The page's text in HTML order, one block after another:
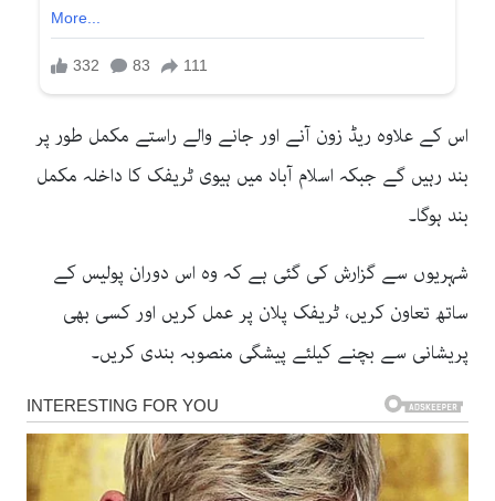
اس کے علاوہ ریڈ زون آنے اور جانے والے راستے مکمل طور پر
بند رہیں گے جبکہ اسلام آباد میں ہیوی ٹریفک کا داخلہ مکمل
بند ہوگا۔
شہریوں سے گزارش کی گئی ہے کہ وہ اس دوران پولیس کے
ساتھ تعاون کریں، ٹریفک پلان پر عمل کریں اور کسی بھی
پریشانی سے بچنے کیلئے پیشگی منصوبہ بندی کریں۔